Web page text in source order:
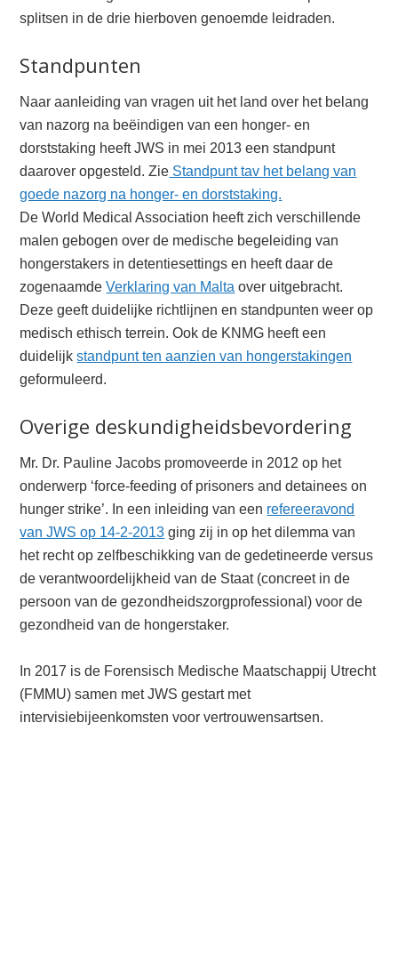
splitsen in de drie hierboven genoemde leidraden.
Standpunten
Naar aanleiding van vragen uit het land over het belang
van nazorg na beëindigen van een honger- en
dorststaking heeft JWS in mei 2013 een standpunt
daarover opgesteld. Zie Standpunt tav het belang van
goede nazorg na honger- en dorststaking.
De World Medical Association heeft zich verschillende
malen gebogen over de medische begeleiding van
hongerstakers in detentiesettings en heeft daar de
zogenaamdeVerklaring van Malta over uitgebracht.
Deze geeft duidelijke richtlijnen en standpunten weer op
medisch ethisch terrein. Ook de KNMG heeft een
duidelijkstandpunt ten aanzien van hongerstakingen
geformuleerd.
Overige deskundigheidsbevordering
Mr. Dr. Pauline Jacobs promoveerde in 2012 op het
onderwerp ‘force-feeding of prisoners and detainees on
hunger strike’. In een inleiding van een refereeravond
van JWS op 14-2-2013 ging zij in op het dilemma van
het recht op zelfbeschikking van de gedetineerde versus
de verantwoordelijkheid van de Staat (concreet in de
persoon van de gezondheidszorgprofessional) voor de
gezondheid van de hongerstaker.
In 2017 is de Forensisch Medische Maatschappij Utrecht
(FMMU) samen met JWS gestart met
intervisiebijeenkomsten voor vertrouwensartsen.